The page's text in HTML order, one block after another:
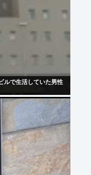
ルで生活していた男性